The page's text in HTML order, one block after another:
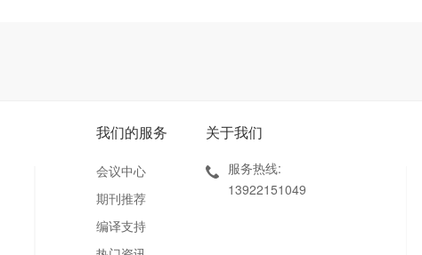
我们的服务
会议中心
期刊推荐
编译支持
关于我们
服务热线:
13922151049